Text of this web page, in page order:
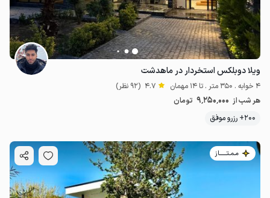
ویلا دوبلکس استخردار در ماهدشت
4 خوابه . 350 متر . تا 14 مهمان 4.7 (92 نظر)
هر شب از 9٬250٬000 تومان
200+ رزرو موفق
مـمـتــــــاز